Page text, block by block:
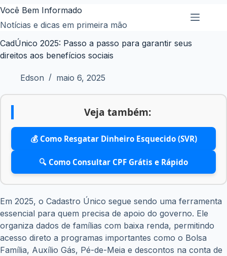
Pular
para
conteúdo
Você Bem Informado
Notícias e dicas em primeira mão
CadÚnico 2025: Passo a passo para garantir seus
direitos aos benefícios sociais
Edson maio 6, 2025
Veja também:
💰 Como Resgatar Dinheiro Esquecido (SVR)
🔍 Como Consultar CPF Grátis e Rápido
Em 2025, o Cadastro Único segue sendo uma ferramenta
essencial para quem precisa de apoio do governo. Ele
organiza dados de famílias com baixa renda, permitindo
acesso direto a programas importantes como o Bolsa
Família, Auxílio Gás, Pé-de-Meia e descontos na conta de